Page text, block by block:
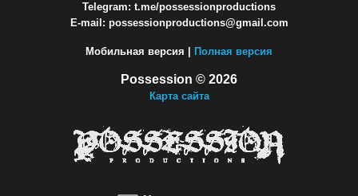
Telegram: t.me/possessionproductions
E-mail: possessionproductions@gmail.com
Мобильная версия | Полная версия
Possession © 2026
Карта сайта